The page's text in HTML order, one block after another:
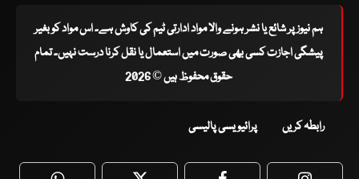
ہم نیوز پر شائع یا نشر ہونے والا مواد ادارتی ٹیم کی کاوش ہے۔ اس مواد کو بغیر
پیشگی اجازت کسی بھی صورت میں استعمال یا نقل کرنا درست نہیں۔ تمام
حقوق محفوظ ہیں © 2026
رابطہ کریں پرائیویسی پالیسی